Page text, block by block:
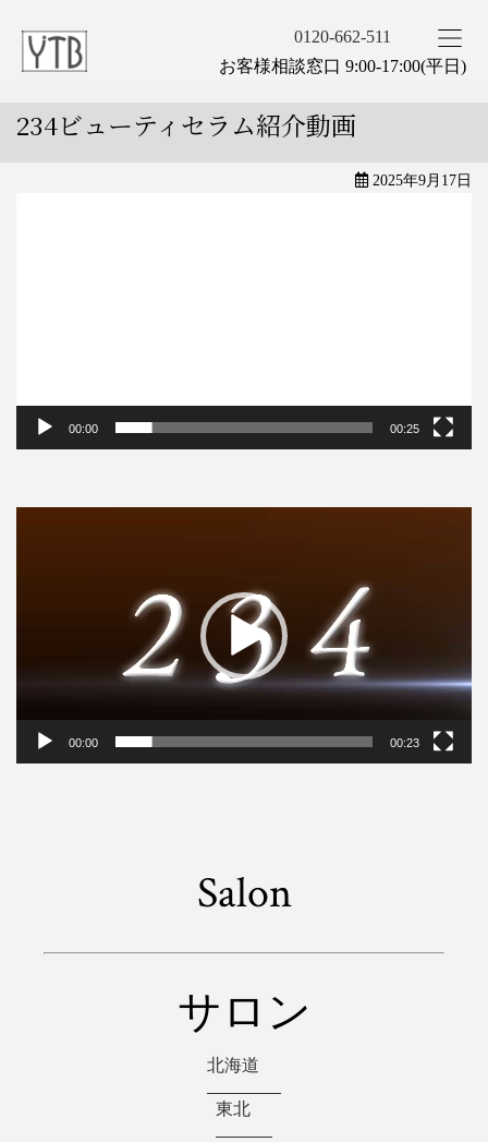
0120-662-511
お客様相談窓口 9:00-17:00(平日)
234ビューティセラム紹介動画
2025年9月17日
00:00 00:25
00:00 00:23
Salon
サロン
北海道
東北